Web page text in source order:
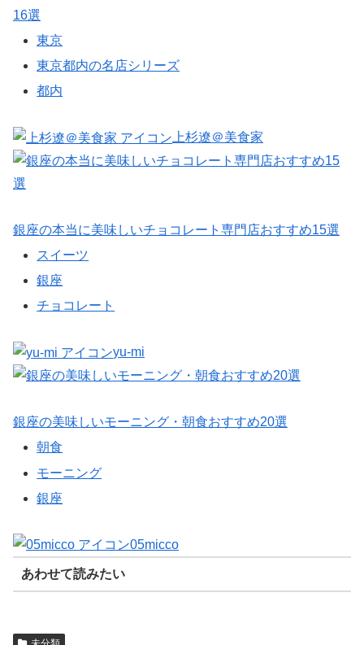
16選
東京
東京都内の名店シリーズ
都内
上杉遼＠美食家
銀座の本当に美味しいチョコレート専門店おすすめ15選
スイーツ
銀座
チョコレート
yu-mi
銀座の美味しいモーニング・朝食おすすめ20選
朝食
モーニング
銀座
05micco
あわせて読みたい